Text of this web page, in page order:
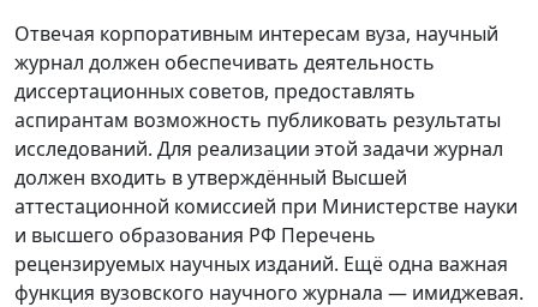
Отвечая корпоративным интересам вуза, научный
журнал должен обеспечивать деятельность
диссертационных советов, предоставлять
аспирантам возможность публиковать результаты
исследований. Для реализации этой задачи журнал
должен входить в утверждённый Высшей
аттестационной комиссией при Министерстве науки
и высшего образования РФ Перечень
рецензируемых научных изданий. Ещё одна важная
функция вузовского научного журнала — имиджевая.